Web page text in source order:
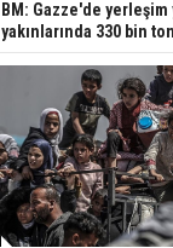
BM: Gazze'de
yakınlarında 330 bin